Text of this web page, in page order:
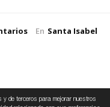
de terceros para mejorar nuestros
En Santa Isabel